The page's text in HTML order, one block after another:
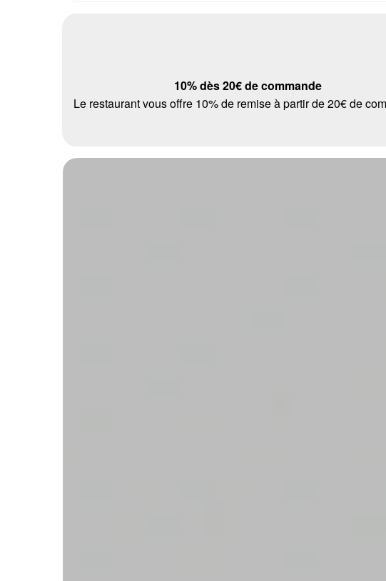
10% dès 20€ de commande
Le restaurant vous offre 10% de remise à partir de 20€ de